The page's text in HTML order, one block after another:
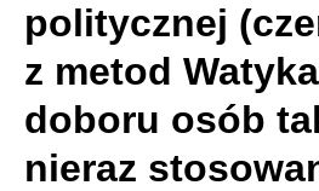
politycznej
z metod
doboru osób
nieraz